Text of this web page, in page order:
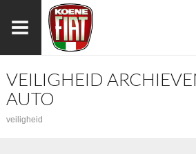
VEILIGHEID
AUTO
veiligheid